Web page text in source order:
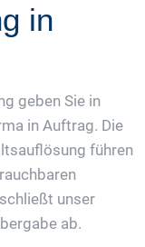
in
geben Sie in
in Auftrag. Die
führen
unser
ab.